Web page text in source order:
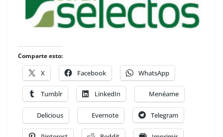
Comparte esto:
X Facebook WhatsApp
Tumblr LinkedIn Menéame
Delicious Evernote Telegram